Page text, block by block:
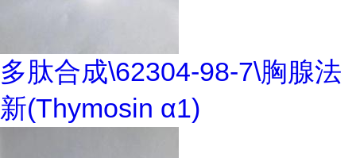
多肽合成\62304-98-7\胸腺法
新(Thymosin α1)